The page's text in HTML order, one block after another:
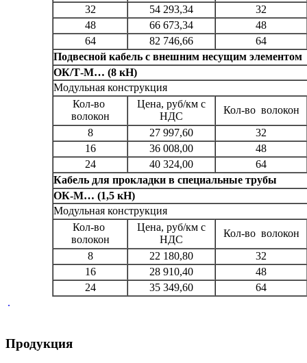
32
54 293,34
32
48
66 673,34
48
64
82 746,66
64
Подвесной кабель с внешним несущим элементом
ОК/Т-М… (8 кН)
Модульная конструкция
Кол-во
волокон
Цена, руб/км с
НДС
Кол-во волокон
8
27 997,60
32
16
36 008,00
48
24
40 324,00
64
Кабель для прокладки в специальные трубы
ОК-М… (1,5 кН)
Модульная конструкция
Кол-во
волокон
Цена, руб/км с
НДС
Кол-во волокон
8
22 180,80
32
16
28 910,40
48
24
35 349,60
64
.
Продукция